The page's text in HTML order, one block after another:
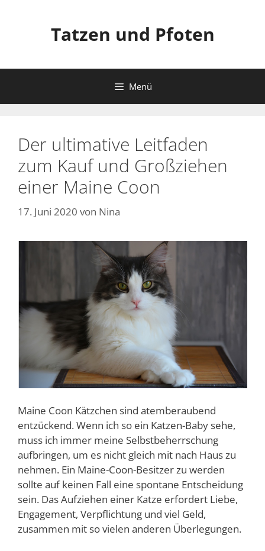
Tatzen und Pfoten
Menü
Der ultimative Leitfaden
zum Kauf und Großziehen
einer Maine Coon
17. Juni 2020 von Nina
Maine Coon Kätzchen sind atemberaubend
entzückend. Wenn ich so ein Katzen-Baby sehe,
muss ich immer meine Selbstbeherrschung
aufbringen, um es nicht gleich mit nach Haus zu
nehmen. Ein Maine-Coon-Besitzer zu werden
sollte auf keinen Fall eine spontane Entscheidung
sein. Das Aufziehen einer Katze erfordert Liebe,
Engagement, Verpflichtung und viel Geld,
zusammen mit so vielen anderen Überlegungen.